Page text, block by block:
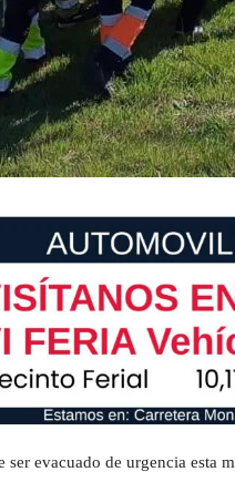
evacuado de urgencia esta